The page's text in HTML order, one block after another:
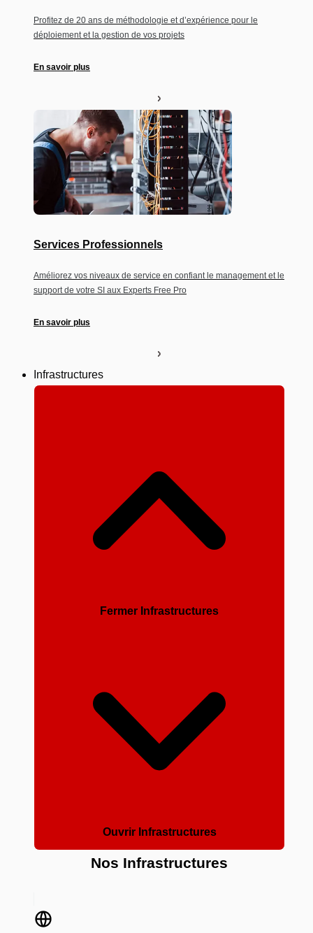
Profitez de 20 ans de méthodologie et d’expérience pour le
déploiement et la gestion de vos projets
En savoir plus
Services Professionnels
Améliorez vos niveaux de service en confiant le management et le
support de votre SI aux Experts Free Pro
En savoir plus
Infrastructures
Fermer Infrastructures
Ouvrir Infrastructures
Nos Infrastructures